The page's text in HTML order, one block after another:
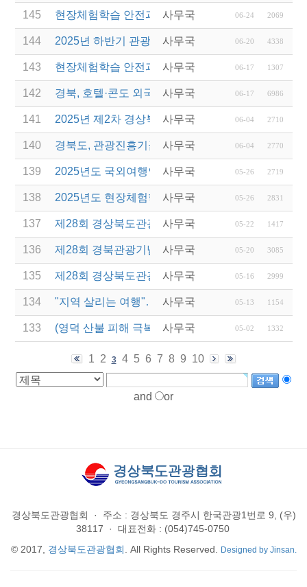
145 현장체험학습 안전과정(신규ㆍ재강습) 교육 실시 재
사무국 06-24 2069
144 2025년 하반기 관광진흥개발기금 융지지원 공고 안
사무국 06-20 4338
143 현장체험학습 안전과정(재강습) 교육 실시
사무국 06-17 1307
142 경북, 호텔·콘도 외국인력 합법 고용 허용…관광업
사무국 06-17 6986
141 2025년 제2차 경상북도 관광진흥기금 융자사업 공고
사무국 06-04 2710
140 경북도, 관광진흥기금 융자 2차 지원, 관광으로 산
사무국 06-04 2770
139 2025년도 국외여행인솔자(T/C) 소양교육(2차) 실
사무국 05-26 2719
138 2025년도 현장체험학습 안전과정(신규ㆍ재강습) 교
사무국 05-26 2831
137 제28회 경상북도관광기념품 공모전 낙선작 반출기
사무국 05-22 1417
136 제28회 경북관광기념품 공모전 수상작 발표
사무국 05-20 3085
135 제28회 경상북도관광기념품공모전 결과발표 연장
사무국 05-16 2999
134 "지역 살리는 여행"…관광공사, 산불피해지역 '여행
사무국 05-13 1154
133 (영덕 산불 피해 극복 행사) 여행으로 잇는 희망, 다
사무국 05-02 1332
1 2 3 4 5 6 7 8 9 10
and or
경상북도관광협회 ·
주소 : 경상북도 경주시 한국관광1번로 9, (우)
38117
·
대표전화 : (054)745-0750
© 2017, 경상북도관광협회 . All Rights Reserved. Designed by Jinsan.